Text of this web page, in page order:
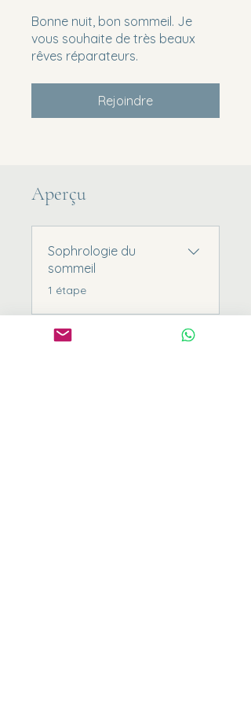
Bonne nuit, bon sommeil. Je
vous souhaite de très beaux
rêves réparateurs.
Rejoindre
Aperçu
Sophrologie du
sommeil
.1 étape